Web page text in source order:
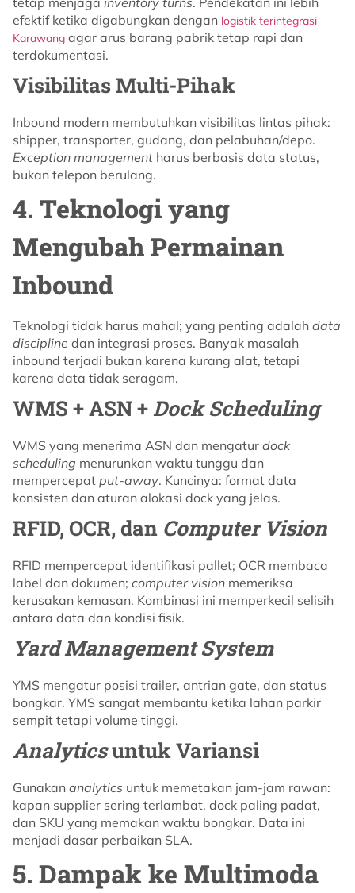
efektif ketika digabungkan dengan logistik terintegrasi
Karawang agar arus barang pabrik tetap rapi dan
terdokumentasi.
Visibilitas Multi-Pihak
Inbound modern membutuhkan visibilitas lintas pihak:
shipper, transporter, gudang, dan pelabuhan/depo.
Exception management harus berbasis data status,
bukan telepon berulang.
4. Teknologi yang
Mengubah Permainan
Inbound
Teknologi tidak harus mahal; yang penting adalah data
discipline dan integrasi proses. Banyak masalah
inbound terjadi bukan karena kurang alat, tetapi
karena data tidak seragam.
WMS + ASN + Dock Scheduling
WMS yang menerima ASN dan mengatur dock
scheduling menurunkan waktu tunggu dan
mempercepat put-away. Kuncinya: format data
konsisten dan aturan alokasi dock yang jelas.
RFID, OCR, dan Computer Vision
RFID mempercepat identifikasi pallet; OCR membaca
label dan dokumen; computer vision memeriksa
kerusakan kemasan. Kombinasi ini memperkecil selisih
antara data dan kondisi fisik.
Yard Management System
YMS mengatur posisi trailer, antrian gate, dan status
bongkar. YMS sangat membantu ketika lahan parkir
sempit tetapi volume tinggi.
Analyticsuntuk Variansi
Gunakan analytics untuk memetakan jam-jam rawan:
kapan supplier sering terlambat, dock paling padat,
dan SKU yang memakan waktu bongkar. Data ini
menjadi dasar perbaikan SLA.
5. Dampak ke Multimoda